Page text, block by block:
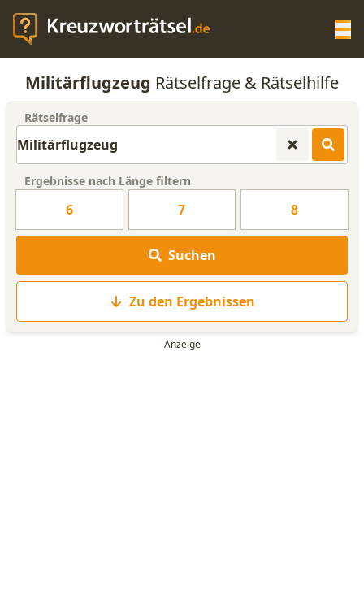
KREUZWORTRÄTSEL-HILFE
WORTLISTE
Militärflugzeug Rätselfrage & Rätselhilfe
Rätselfrage
Ergebnisse nach Länge filtern
6 7 8
Suchen
Zu den Ergebnissen